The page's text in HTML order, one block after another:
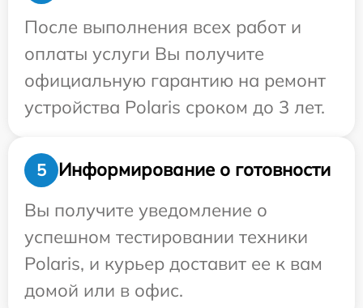
После выполнения всех работ и
оплаты услуги Вы получите
официальную гарантию на ремонт
устройства Polaris сроком до 3 лет.
5
Информирование о готовности
Вы получите уведомление о
успешном тестировании техники
Polaris, и курьер доставит ее к вам
домой или в офис.